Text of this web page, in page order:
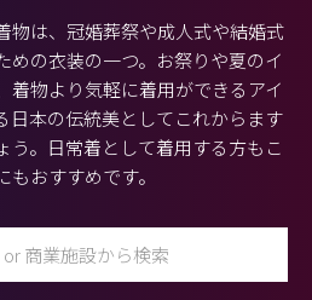
物は、冠婚葬祭や成人式や結婚式
めの衣装の一つ。お祭りや夏のイ
着物より気軽に着用ができるアイ
日本の伝統美としてこれからます
う。日常着として着用する方もこ
おすすめです。